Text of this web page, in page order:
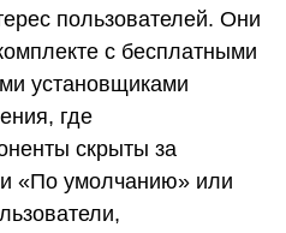
пользователей. Они
с бесплатными
установщиками
где
скрыты за
«По умолчанию» или